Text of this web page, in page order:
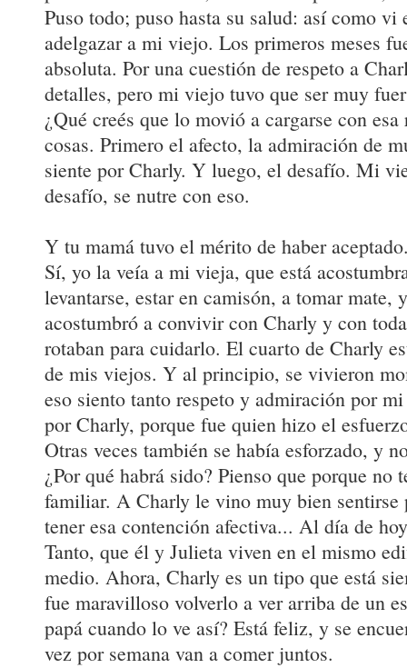
Puso todo; puso hasta su salud: así como
adelgazar a mi viejo. Los primeros meses
absoluta. Por una cuestión de respeto a
detalles, pero mi viejo tuvo que ser muy
¿Qué creés que lo movió a cargarse con
cosas. Primero el afecto, la admiración de
siente por Charly. Y luego, el desafío. Mi
desafío, se nutre con eso.
Y tu mamá tuvo el mérito de haber
Sí, yo la veía a mi vieja, que está
levantarse, estar en camisón, a tomar mate,
acostumbró a convivir con Charly y con
rotaban para cuidarlo. El cuarto de Charly
de mis viejos. Y al principio, se vivieron
eso siento tanto respeto y admiración por
por Charly, porque fue quien hizo el
Otras veces también se había esforzado, y
¿Por qué habrá sido? Pienso que porque no
familiar. A Charly le vino muy bien sentirse
tener esa contención afectiva... Al día de
Tanto, que él y Julieta viven en el mismo
medio. Ahora, Charly es un tipo que está
fue maravilloso volverlo a ver arriba de un
papá cuando lo ve así? Está feliz, y se
vez por semana van a comer juntos.